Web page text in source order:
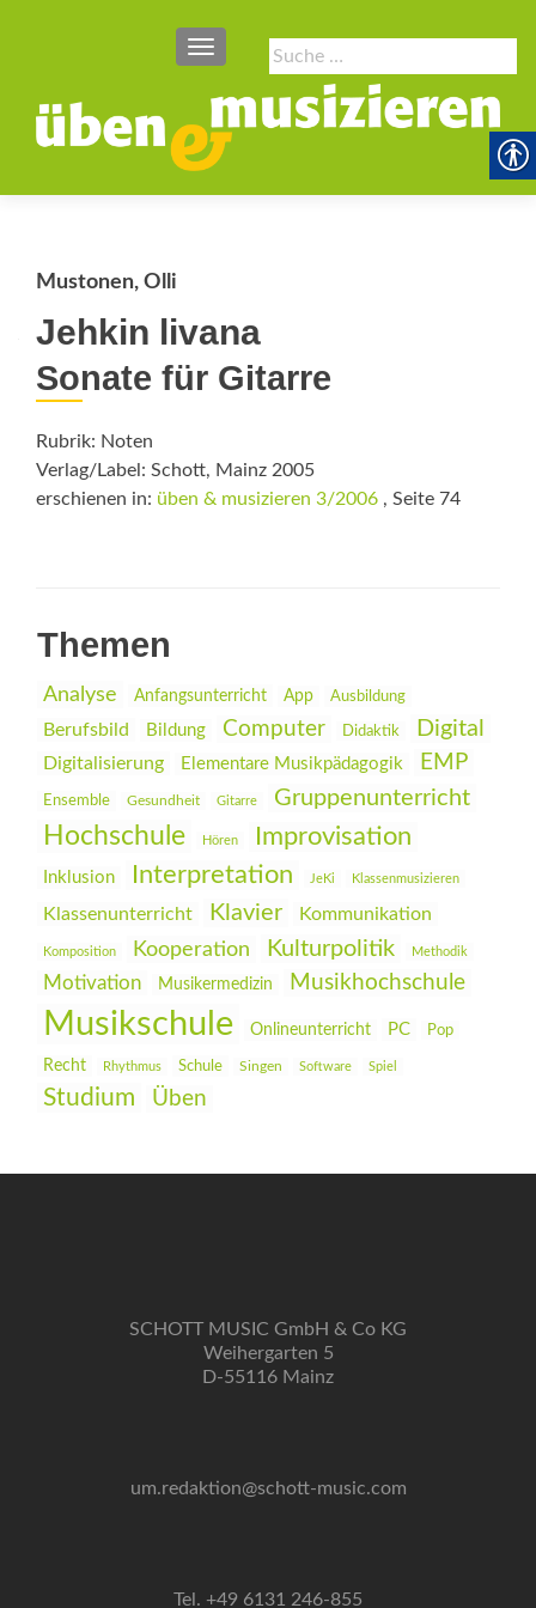
Suche
nach:
SCHALTE NAVIGATION
Mustonen, Olli
Jehkin livana
Sonate für Gitarre
Rubrik: Noten
Verlag/Label: Schott, Mainz 2005
erschienen in: üben & musizieren 3/2006 , Seite 74
Themen
Analyse Anfangsunterricht App Ausbildung
Berufsbild Bildung Computer Didaktik Digital
Digitalisierung Elementare Musikpädagogik EMP
Ensemble Gesundheit Gitarre Gruppenunterricht
Hochschule Hören Improvisation
Inklusion Interpretation JeKi Klassenmusizieren
Klassenunterricht Klavier Kommunikation
Komposition Kooperation Kulturpolitik Methodik
Motivation Musikermedizin Musikhochschule
Musikschule Onlineunterricht PC Pop
Recht Rhythmus Schule Singen Software Spiel
Studium Üben
SCHOTT MUSIC GmbH & Co KG
Weihergarten 5
D-55116 Mainz
um.redaktion@schott-music.com
Tel. +49 6131 246-855